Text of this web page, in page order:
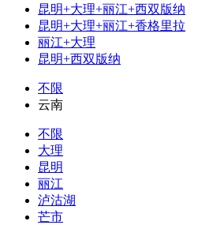
昆明+大理+丽江+西双版纳
昆明+大理+丽江+香格里拉
丽江+大理
昆明+西双版纳
不限
云南
不限
大理
昆明
丽江
泸沽湖
芒市